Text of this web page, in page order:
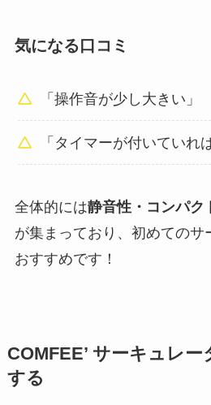
気になる口コミ
「操作音が少し大きい」
「タイマーが付いていれ
全体的には静音性・コンパク
が集まっており、初めてのサ
おすすめです！
COMFEE’ サーキュレ
する